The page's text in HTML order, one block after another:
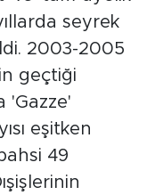
seyrek
2003-2005
geçtiği
'Gazze'
eşitken
49